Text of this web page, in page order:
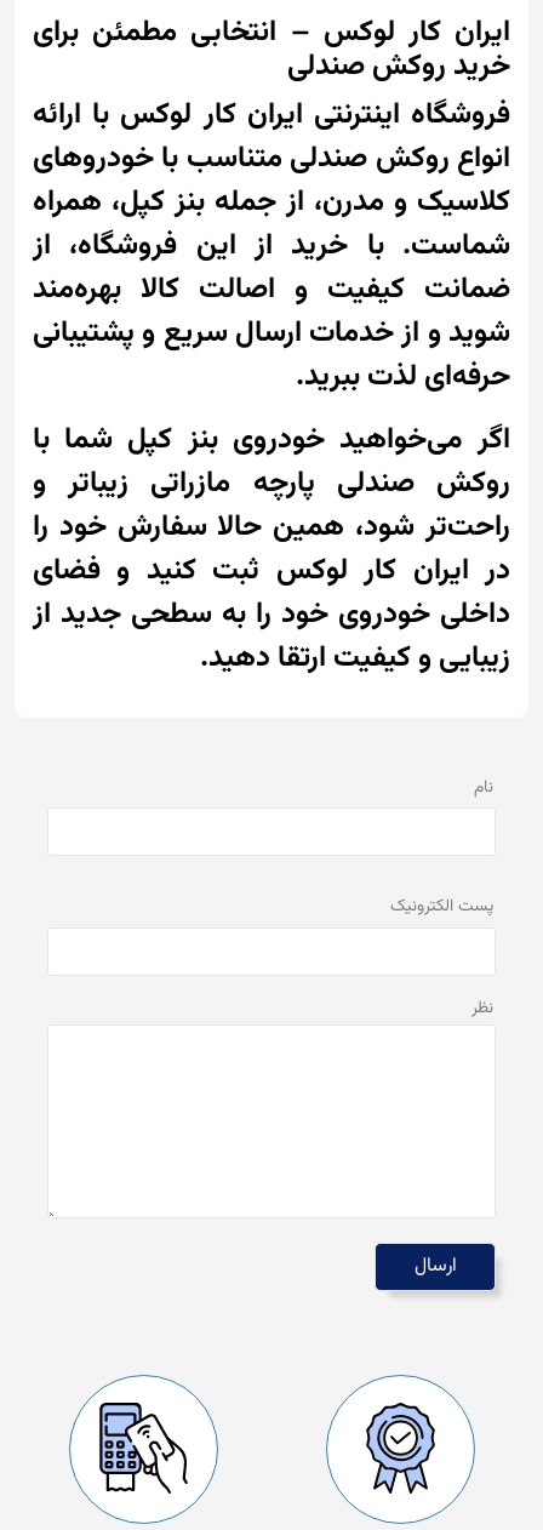
ایران کار لوکس – انتخابی مطمئن برای
خرید روکش صندلی
فروشگاه اینترنتی ایران کار لوکس با ارائه
انواع روکش صندلی متناسب با خودروهای
کلاسیک و مدرن، از جمله بنز کپل، همراه
شماست. با خرید از این فروشگاه، از
ضمانت کیفیت و اصالت کالا بهره‌مند
شوید و از خدمات ارسال سریع و پشتیبانی
حرفه‌ای لذت ببرید.
اگر می‌خواهید خودروی بنز کپل شما با
روکش صندلی پارچه مازراتی زیباتر و
راحت‌تر شود، همین حالا سفارش خود را
در ایران کار لوکس ثبت کنید و فضای
داخلی خودروی خود را به سطحی جدید از
زیبایی و کیفیت ارتقا دهید.
نام
پست الكترونيک
نظر